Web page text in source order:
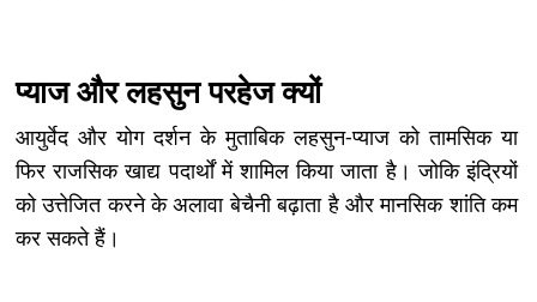
प्याज और लहसुन परहेज क्यों
आयुर्वेद और योग दर्शन के मुताबिक लहसुन-प्याज को तामसिक या
फिर राजसिक खाद्य पदार्थों में शामिल किया जाता है। जोकि इंद्रियों
को उत्तेजित करने के अलावा बेचैनी बढ़ाता है और मानसिक शांति कम
कर सकते हैं।